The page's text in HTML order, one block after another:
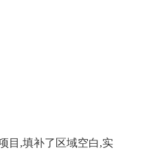
目,填补了区域空白,实